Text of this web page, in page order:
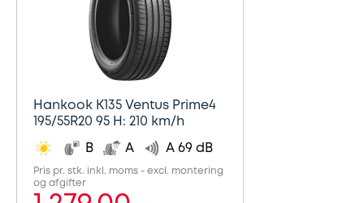
Hankook K135 Ventus Prime4
195/55R20 95 H: 210 km/h
B A A 69 dB
Pris pr. stk. inkl. moms - excl. montering
og afgifter